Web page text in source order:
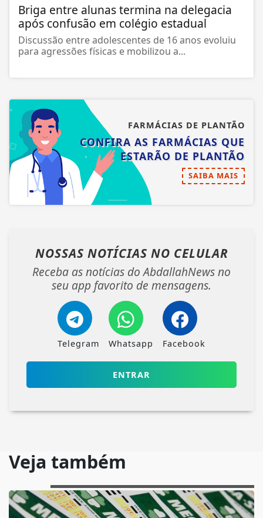
Briga entre alunas termina na delegacia
após confusão em colégio estadual
Discussão entre adolescentes de 16 anos evoluiu
para agressões físicas e mobilizou a...
FARMÁCIAS DE PLANTÃO
CONFIRA AS FARMÁCIAS QUE
ESTARÃO DE PLANTÃO
SAIBA MAIS
NOSSAS NOTÍCIAS NO CELULAR
Receba as notícias do AbdallahNews no
seu app favorito de mensagens.
Telegram Whatsapp Facebook
ENTRAR
Veja também